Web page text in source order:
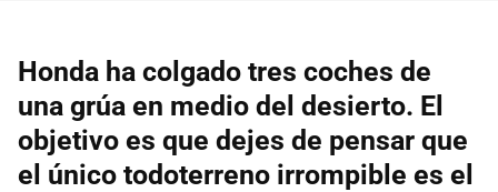
Honda ha colgado tres coches de
una grúa en medio del desierto. El
objetivo es que dejes de pensar que
el único todoterreno irrompible es el